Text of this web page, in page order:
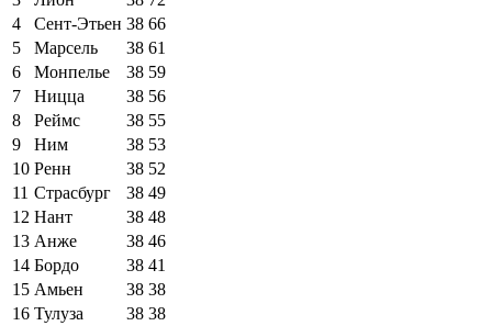
4
Сент-Этьен 38 66
5
Марсель 38 61
6
Монпелье 38 59
7
Ницца 38 56
8
Реймс 38 55
9
Ним 38 53
10 Ренн 38 52
11 Страсбург 38 49
12 Нант 38 48
13 Анже 38 46
14 Бордо 38 41
15 Амьен 38 38
16 Тулуза 38 38